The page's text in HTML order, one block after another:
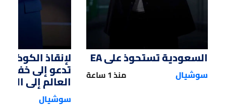
السعودية تستحوذ على EA
سوشيال منذ 1 ساعة
لإنقاذ
تدعو إلى
العالم إلى
سوشيال